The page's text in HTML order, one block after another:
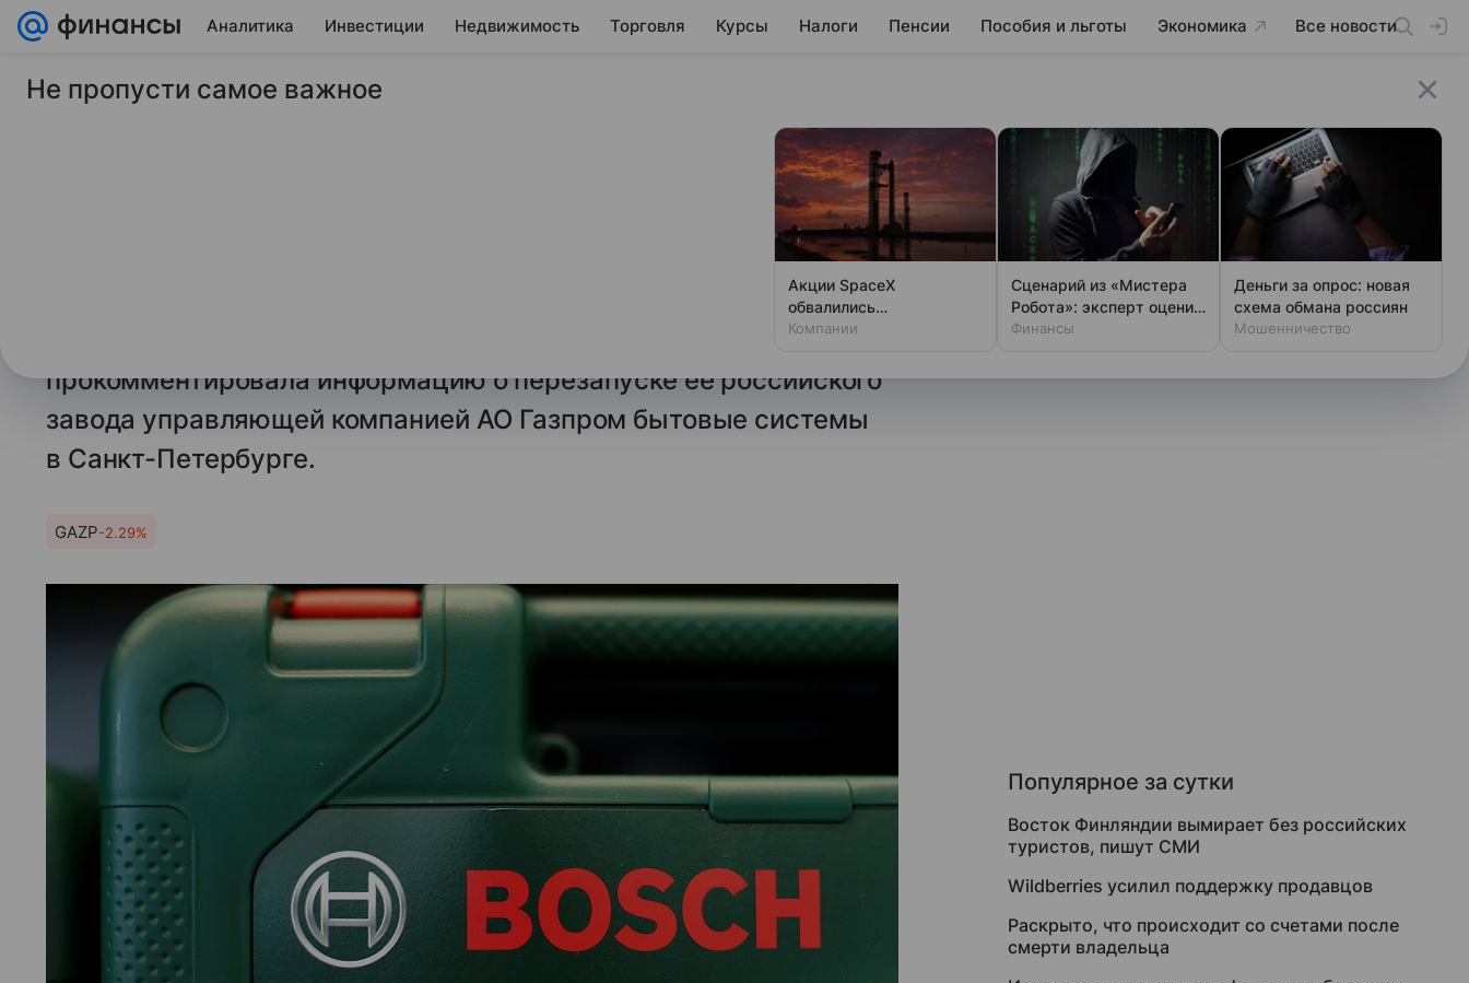
Аналитика Инвестиции Недвижимость Торговля Курсы Налоги Пенсии Пособия и льготы Экономика Все новости
16 апреля 2025 Коммерсантъ
Немецкий производитель холодильников и стиральных машин
Bosch заявил Ъ, что не имеет никаких деловых отношений
с Россией, а также не планирует это менять. Так компания
прокомментировала информацию о перезапуске ее российского
завода управляющей компанией АО Газпром бытовые системы
в Санкт-Петербурге.
GAZP-2.29%
Популярное за сутки
Восток Финляндии вымирает без российских
туристов, пишут СМИ
Wildberries усилил поддержку продавцов
Раскрыто, что происходит со счетами после
смерти владельца
Не пропусти самое важное
Акции SpaceX
обвалились
одновременно с аварией
Компании
Сценарий из «Мистера
Робота»: эксперт оценил
шансы хакеров
Финансы
Деньги за опрос: новая
схема обмана россиян
Мошенничество